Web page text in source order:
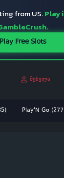
from US.Play
Play Free Slots
შესვლა
Play'N Go